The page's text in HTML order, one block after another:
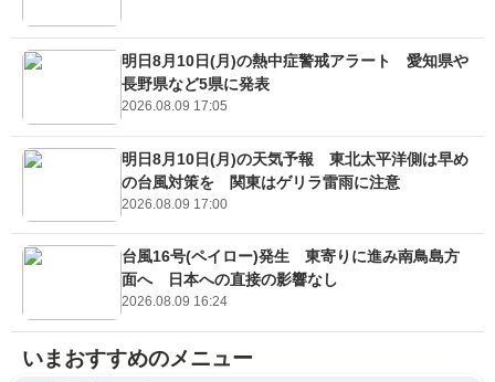
明日8月10日(月)の熱中症警戒アラート 愛知県や
長野県など5県に発表
2026.08.09 17:05
明日8月10日(月)の天気予報 東北太平洋側は早め
の台風対策を 関東はゲリラ雷雨に注意
2026.08.09 17:00
台風16号(ペイロー)発生 東寄りに進み南鳥島方
面へ 日本への直接の影響なし
2026.08.09 16:24
いまおすすめのメニュー